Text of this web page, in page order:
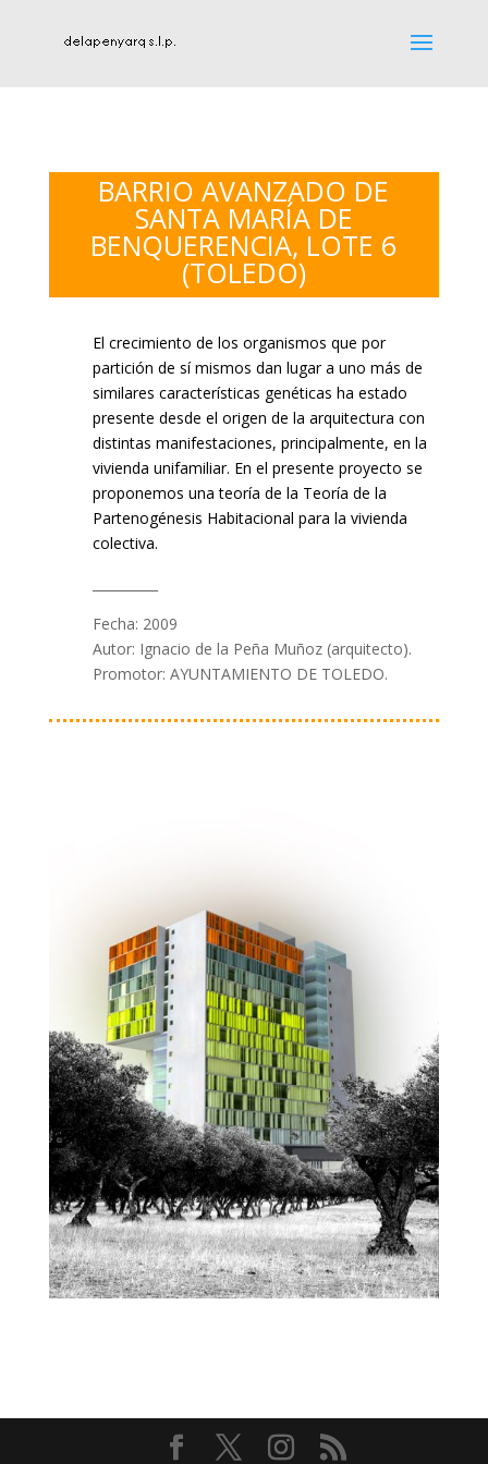
BARRIO AVANZADO DE
SANTA MARÍA DE
BENQUERENCIA, LOTE 6
(TOLEDO)
El crecimiento de los organismos que por
partición de sí mismos dan lugar a uno más de
similares características genéticas ha estado
presente desde el origen de la arquitectura con
distintas manifestaciones, principalmente, en la
vivienda unifamiliar. En el presente proyecto se
proponemos una teoría de la Teoría de la
Partenogénesis Habitacional para la vivienda
colectiva.
Fecha: 2009
Autor: Ignacio de la Peña Muñoz (arquitecto).
Promotor: AYUNTAMIENTO DE TOLEDO.